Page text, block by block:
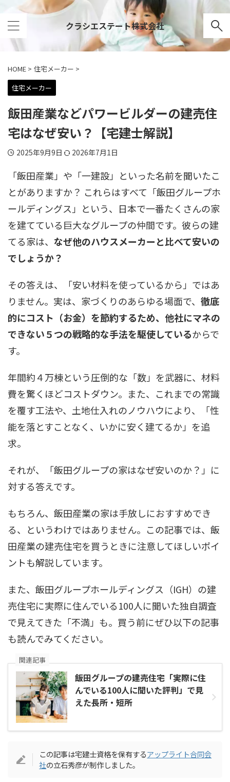
クラシエステート株式会社
HOME > 住宅メーカー >
住宅メーカー
飯田産業などパワービルダーの建売住
宅はなぜ安い？【宅建士解説】
2025年9月9日 2026年7月1日
「飯田産業」や「一建設」といった名前を聞いたこ
とがありますか？ これらはすべて「飯田グループホ
ールディングス」という、日本で一番たくさんの家
を建てている巨大なグループの仲間です。彼らの建
てる家は、 なぜ他のハウスメーカーと比べて安いの
でしょうか？
その答えは、「安い材料を使っているから」ではあ
りません。実は、家づくりのあらゆる場面で、 徹底
的にコスト（お金）を節約するため、他社にマネの
できない５つの戦略的な手法を駆使しているからで
す。
年間約４万棟という圧倒的な「数」を武器に、材料
費を驚くほどコストダウン。また、これまでの常識
を覆す工法や、土地仕入れのノウハウにより、「性
能を落とすことなく、いかに安く建てるか」を追
求。
それが、「飯田グループの家はなぜ安いのか？」に
対する答えです。
もちろん、飯田産業の家は手放しにおすすめでき
る、というわけではありません。この記事では、飯
田産業の建売住宅を買うときに注意してほしいポイ
ントも解説しています。
また、飯田グループホールディングス（IGH）の建
売住宅に実際に住んでいる100人に聞いた独自調査
で見えてきた「不満」も。買う前にぜひ以下の記事
も読んでみてください。
飯田グループの建売住宅「実際に住
んでいる100人に聞いた評判」で見
えた長所・短所
関連記事
この記事は宅建士資格を保有するアップライト合同会
社の立石秀彦が制作しました。